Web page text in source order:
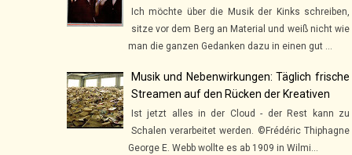
Ich möchte über die Musik der Kinks schreiben,
sitze vor dem Berg an Material und weiß nicht wie
man die ganzen Gedanken dazu in einen gut ...
Musik und Nebenwirkungen: Täglich frische
Streamen auf den Rücken der Kreativen
Ist jetzt alles in der Cloud - der Rest kann zu
Schalen verarbeitet werden. ©Frédéric Thiphagne
George E. Webb wollte es ab 1909 in Wilmi...